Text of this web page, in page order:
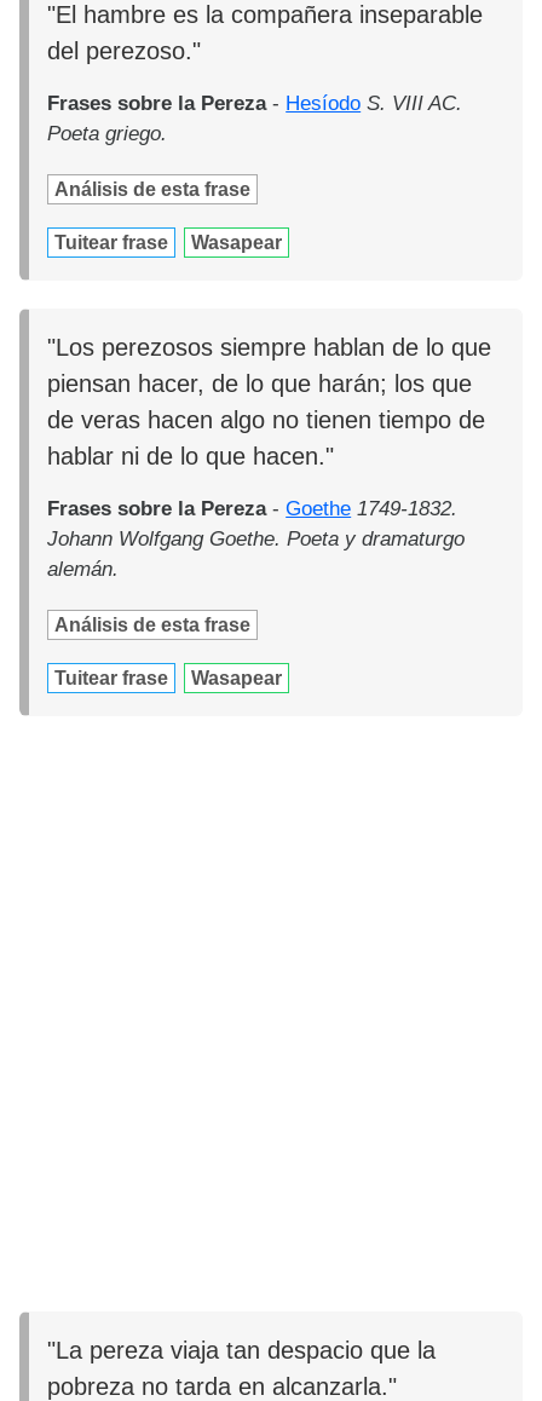
"El hambre es la compañera inseparable
del perezoso."
Frases sobre la Pereza- Hesíodo S. VIII AC.
Poeta griego.
Análisis de esta frase
Tuitear frase Wasapear
"Los perezosos siempre hablan de lo que
piensan hacer, de lo que harán; los que
de veras hacen algo no tienen tiempo de
hablar ni de lo que hacen."
Frases sobre la Pereza-Goethe 1749-1832.
Johann Wolfgang Goethe. Poeta y dramaturgo
alemán.
Análisis de esta frase
Tuitear frase Wasapear
"La pereza viaja tan despacio que la
pobreza no tarda en alcanzarla."